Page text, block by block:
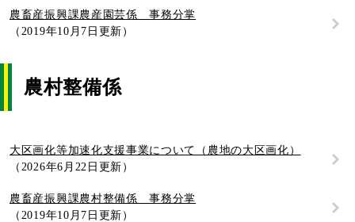
農畜産振興課農産園芸係 事務分掌
2019年10月7日更新
農村整備係
大区画化等加速化支援事業について（農地の大区画化）
2026年6月22日更新
農畜産振興課農村整備係 事務分掌
2019年10月7日更新